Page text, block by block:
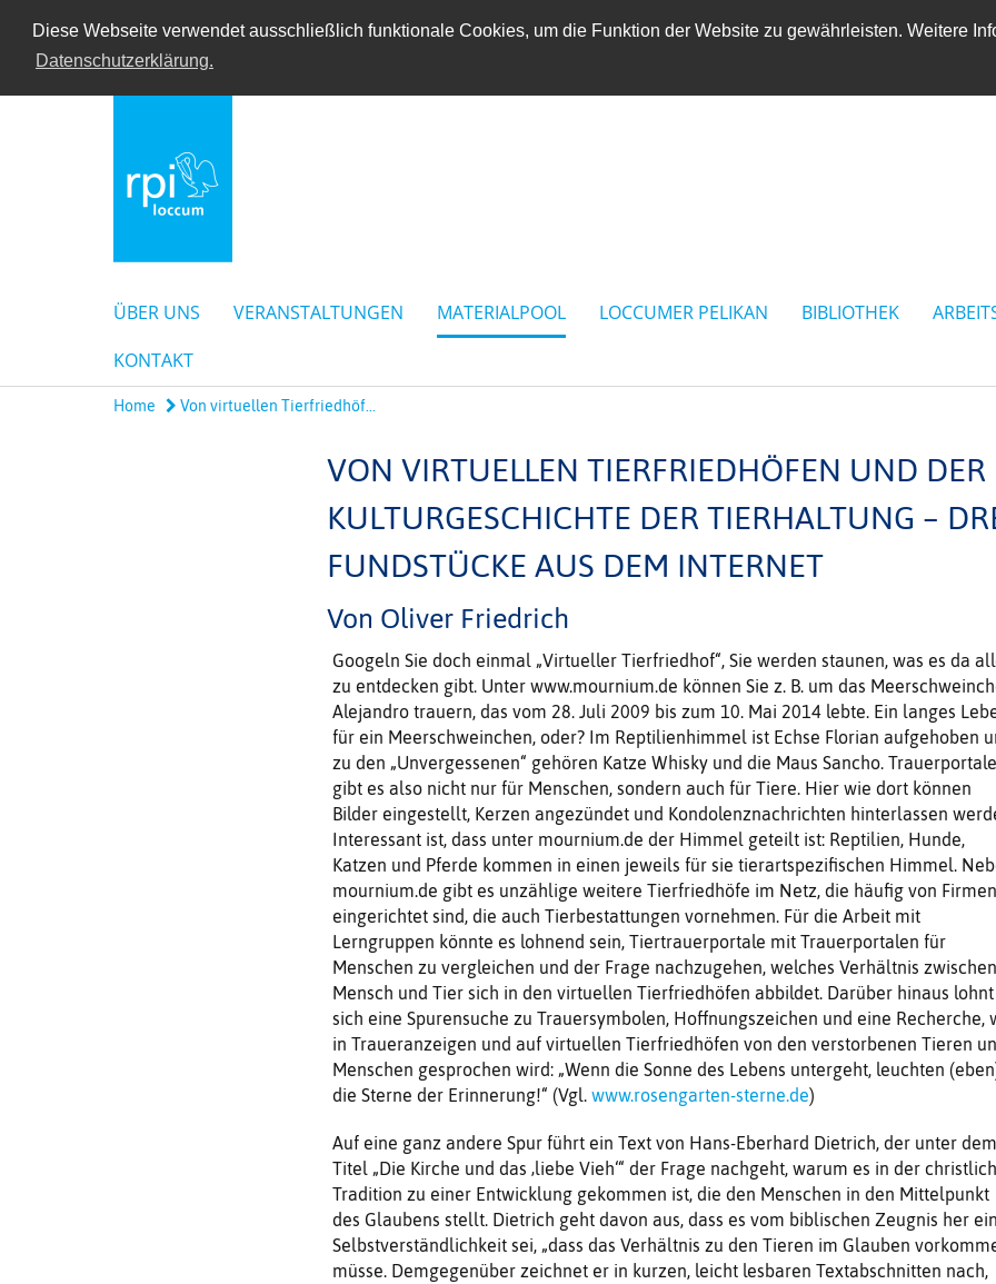
Diese Webseite verwendet ausschließlich funktionale Cookies, um die Funktion der Website zu gewährleisten. Weitere
Datenschutzerklärung.
ÜBER UNS VERANSTALTUNGEN MATERIALPOOL LOCCUMER PELIKAN BIBLIOTHEK
KONTAKT
Home Von virtuellen Tierfriedhöf...
VON VIRTUELLEN TIERFRIEDHÖFEN UND DER
KULTURGESCHICHTE DER TIERHALTUNG –
FUNDSTÜCKE AUS DEM INTERNET
Von Oliver Friedrich
Googeln Sie doch einmal „Virtueller Tierfriedhof“, Sie werden staunen, was es da
zu entdecken gibt. Unter www.mournium.de können Sie z. B. um das
Alejandro trauern, das vom 28. Juli 2009 bis zum 10. Mai 2014 lebte. Ein langes
für ein Meerschweinchen, oder? Im Reptilienhimmel ist Echse Florian aufgehoben
zu den „Unvergessenen“ gehören Katze Whisky und die Maus Sancho. Trauerportale
gibt es also nicht nur für Menschen, sondern auch für Tiere. Hier wie dort können
Bilder eingestellt, Kerzen angezündet und Kondolenznachrichten hinterlassen
Interessant ist, dass unter mournium.de der Himmel geteilt ist: Reptilien, Hunde,
Katzen und Pferde kommen in einen jeweils für sie tierartspezifischen Himmel.
mournium.de gibt es unzählige weitere Tierfriedhöfe im Netz, die häufig von Firmen
eingerichtet sind, die auch Tierbestattungen vornehmen. Für die Arbeit mit
Lerngruppen könnte es lohnend sein, Tiertrauerportale mit Trauerportalen für
Menschen zu vergleichen und der Frage nachzugehen, welches Verhältnis zwischen
Mensch und Tier sich in den virtuellen Tierfriedhöfen abbildet. Darüber hinaus lohnt
sich eine Spurensuche zu Trauersymbolen, Hoffnungszeichen und eine Recherche,
in Traueranzeigen und auf virtuellen Tierfriedhöfen von den verstorbenen Tieren
Menschen gesprochen wird: „Wenn die Sonne des Lebens untergeht, leuchten
die Sterne der Erinnerung!“ (Vgl. www.rosengarten-sterne.de)
Auf eine ganz andere Spur führt ein Text von Hans-Eberhard Dietrich, der unter dem
Titel „Die Kirche und das ‚liebe Vieh‘“ der Frage nachgeht, warum es in der
Tradition zu einer Entwicklung gekommen ist, die den Menschen in den Mittelpunkt
des Glaubens stellt. Dietrich geht davon aus, dass es vom biblischen Zeugnis her
Selbstverständlichkeit sei, „dass das Verhältnis zu den Tieren im Glauben
müsse. Demgegenüber zeichnet er in kurzen, leicht lesbaren Textabschnitten nach,